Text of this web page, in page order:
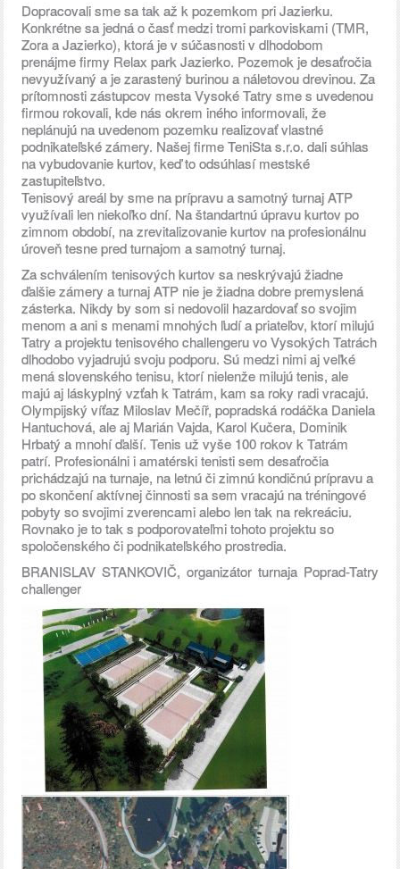
Dopracovali sme sa tak až k pozemkom pri Jazierku.
Konkrétne sa jedná o časť medzi tromi parkoviskami (TMR,
Zora a Jazierko), ktorá je v súčasnosti v dlhodobom
prenájme firmy Relax park Jazierko. Pozemok je desaťročia
nevyužívaný a je zarastený burinou a náletovou drevinou. Za
prítomnosti zástupcov mesta Vysoké Tatry sme s uvedenou
firmou rokovali, kde nás okrem iného informovali, že
neplánujú na uvedenom pozemku realizovať vlastné
podnikateľské zámery. Našej firme TeniSta s.r.o. dali súhlas
na vybudovanie kurtov, keď to odsúhlasí mestské
zastupiteľstvo.
Tenisový areál by sme na prípravu a samotný turnaj ATP
využívali len niekoľko dní. Na štandartnú úpravu kurtov po
zimnom období, na zrevitalizovanie kurtov na profesionálnu
úroveň tesne pred turnajom a samotný turnaj.
Za schválením tenisových kurtov sa neskrývajú žiadne
ďalšie zámery a turnaj ATP nie je žiadna dobre premyslená
zásterka. Nikdy by som si nedovolil hazardovať so svojim
menom a ani s menami mnohých ľudí a priateľov, ktorí milujú
Tatry a projektu tenisového challengeru vo Vysokých Tatrách
dlhodobo vyjadrujú svoju podporu. Sú medzi nimi aj veľké
mená slovenského tenisu, ktorí nielenže milujú tenis, ale
majú aj láskyplný vzťah k Tatrám, kam sa roky radi vracajú.
Olympijský víťaz Miloslav Mečíř, popradská rodáčka Daniela
Hantuchová, ale aj Marián Vajda, Karol Kučera, Dominik
Hrbatý a mnohí ďalší. Tenis už vyše 100 rokov k Tatrám
patrí. Profesionálni i amatérski tenisti sem desaťročia
prichádzajú na turnaje, na letnú či zimnú kondičnú prípravu a
po skončení aktívnej činnosti sa sem vracajú na tréningové
pobyty so svojimi zverencami alebo len tak na rekreáciu.
Rovnako je to tak s podporovateľmi tohoto projektu so
spoločenského či podnikateľského prostredia.
BRANISLAV STANKOVIČ, organizátor turnaja Poprad-Tatry
challenger